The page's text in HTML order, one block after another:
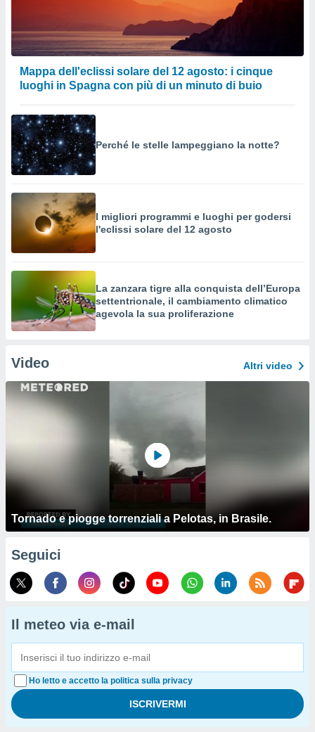
Mappa dell'eclissi solare del 12 agosto: i cinque
luoghi in Spagna con più di un minuto di buio
Perché le stelle lampeggiano la notte?
I migliori programmi e luoghi per godersi
l'eclissi solare del 12 agosto
La zanzara tigre alla conquista dell’Europa
settentrionale, il cambiamento climatico
agevola la sua proliferazione
Video Altri video
Tornado e piogge torrenziali a Pelotas, in Brasile.
Seguici
Il meteo via e-mail
Ho letto e accetto la politica sulla privacy